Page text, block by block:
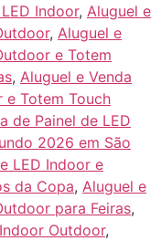
Indoor, Aluguel e
, Aluguel e
e Totem
, Aluguel e Venda
e Totem Touch
de Painel de LED
2026 em São
LED Indoor e
da Copa, Aluguel e
para Feiras,
Outdoor,